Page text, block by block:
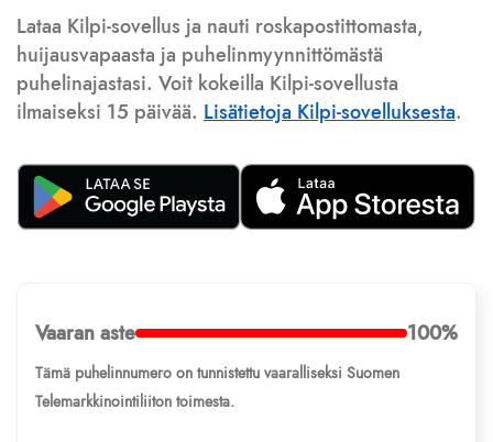
Lataa Kilpi-sovellus ja nauti roskapostittomasta,
huijausvapaasta ja puhelinmyynnittömästä
puhelinajastasi. Voit kokeilla Kilpi-sovellusta
ilmaiseksi 15 päivää. Lisätietoja Kilpi-sovelluksesta.
Vaaran aste 100%
Tämä puhelinnumero on tunnistettu vaaralliseksi Suomen
Telemarkkinointiliiton toimesta.